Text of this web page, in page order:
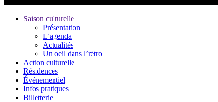
Saison culturelle
Présentation
L’agenda
Actualités
Un oeil dans l’rétro
Action culturelle
Résidences
Événementiel
Infos pratiques
Billetterie